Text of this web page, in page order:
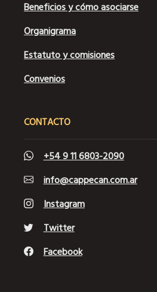
Beneficios y cómo asociarse
Organigrama
Estatuto y comisiones
Convenios
CONTACTO
+54 9 11 6803-2090
info@cappecan.com.ar
Instagram
Twitter
Facebook